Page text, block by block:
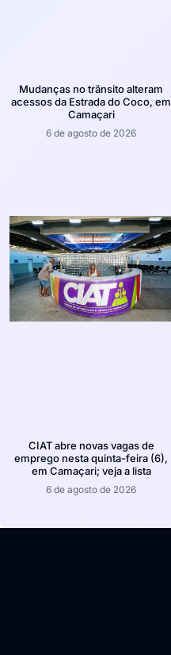
Mudanças no trânsito alteram
acessos da Estrada do Coco, em
Camaçari
6 de agosto de 2026
CIAT abre novas vagas de
emprego nesta quinta-feira (6),
em Camaçari; veja a lista
6 de agosto de 2026